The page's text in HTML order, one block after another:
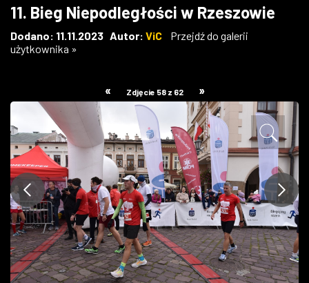
W KINACH
ZDJĘCIA
W RZESZOWIE
11. Bieg Niepodległości w Rzeszowie
Dodano: 11.11.2023 Autor: ViC
Przejdź do galerii
użytkownika »
« Zdjęcie 58 z 62 »